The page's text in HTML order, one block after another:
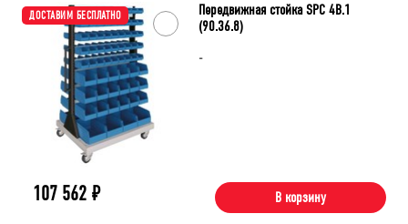
ДОСТАВИМ БЕСПЛАТНО
-
Передвижная стойка SPC 4B.1
(90.36.8)
107 562 ₽ В корзину